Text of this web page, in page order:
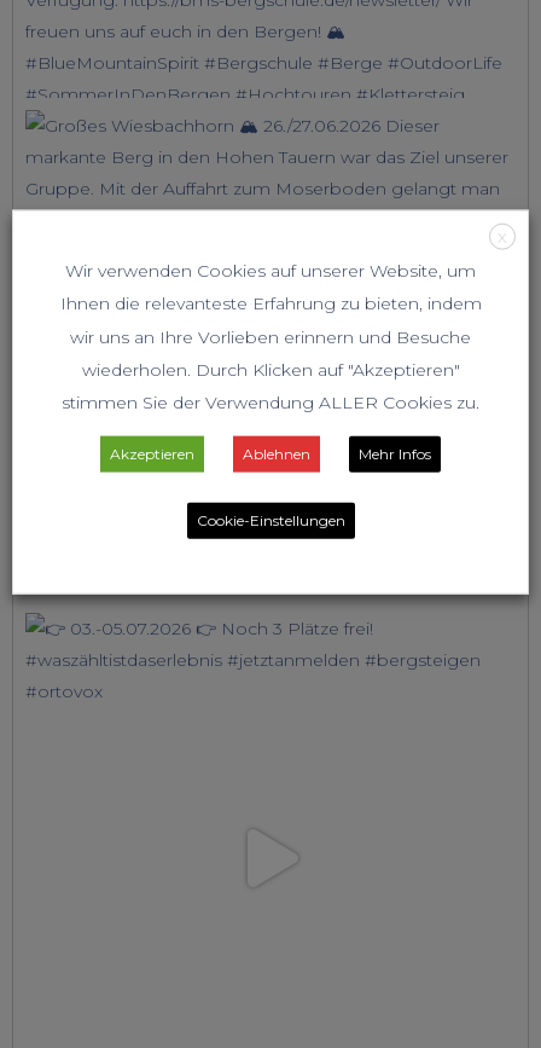
X
Wir verwenden Cookies auf unserer Website, um
Ihnen die relevanteste Erfahrung zu bieten, indem
wir uns an Ihre Vorlieben erinnern und Besuche
wiederholen. Durch Klicken auf "Akzeptieren"
stimmen Sie der Verwendung ALLER Cookies zu.
Akzeptieren Ablehnen Mehr Infos
Cookie-Einstellungen